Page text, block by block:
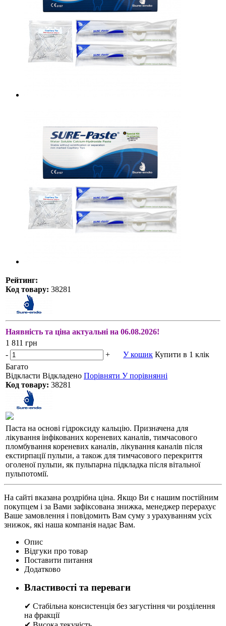
Рейтинг:
Код товару: 38281
Наявність та ціна актуальні на 06.08.2026!
1 811 грн
-
+ У кошик Купити в 1 клік
Багато
Відкласти Відкладено Порівняти У порівнянні
Код товару: 38281
Паста на основі гідроксиду кальцію. Призначена для
лікування інфікованих кореневих каналів, тимчасового
пломбування кореневих каналів, лікування каналів після
екстирпації пульпи, а також для тимчасового перекриття
оголеної пульпи, як пульпарна підкладка після вітальної
пульпотомії.
На сайті вказана роздрібна ціна. Якщо Ви є нашим постійним
покупцем і за Вами зафіксована знижка, менеджер перерахує
Ваше замовлення і повідомить Вам суму з урахуванням усіх
знижок, які наша компанія надає Вам.
Опис
Відгуки про товар
Поставити питання
Додатково
Властивості та переваги
✔ Стабільна консистенція без загустіння чи розділення
на фракції